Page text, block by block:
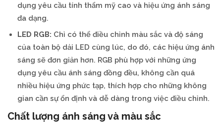
dụng yêu cầu tính thẩm mỹ cao và hiệu ứng ánh sáng
đa dạng.
LED RGB: Chỉ có thể điều chỉnh màu sắc và độ sáng
của toàn bộ dải LED cùng lúc, do đó, các hiệu ứng ánh
sáng sẽ đơn giản hơn. RGB phù hợp với những ứng
dụng yêu cầu ánh sáng đồng đều, không cần quá
nhiều hiệu ứng phức tạp, thích hợp cho những không
gian cần sự ổn định và dễ dàng trong việc điều chỉnh.
Chất lượng ánh sáng và màu sắc